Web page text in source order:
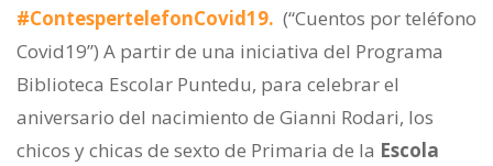
#ContespertelefonCovid19. (“Cuentos por teléfono
Covid19”) A partir de una iniciativa del Programa
Biblioteca Escolar Puntedu, para celebrar el
aniversario del nacimiento de Gianni Rodari, los
chicos y chicas de sexto de Primaria de la Escola